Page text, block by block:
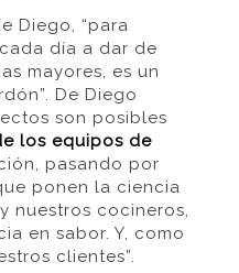
Diego, “para
día a dar de
mayores, es un
De Diego
son posibles
los equipos de
pasando por
ponen la ciencia
nuestros cocineros,
en sabor. Y, como
clientes”.